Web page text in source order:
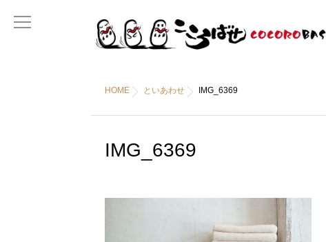
HOME といあわせ IMG_6369
IMG_6369